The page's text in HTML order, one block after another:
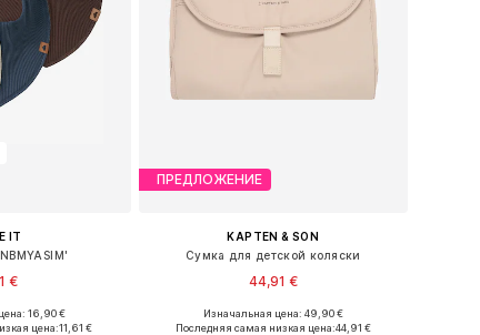
IT
€
One Size
16,90 €
цена:11,61 €
ПРЕДЛОЖЕНИЕ
KAPTEN & SON
Сумка для детской коляски
44,91 €
Доступные размеры: One Size
Изначальная цена: 49,90 €
Последняя самая низкая цена:44,91 €